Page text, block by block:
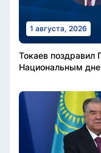
1 августа, 2026
Токаев поздравил
Национальным